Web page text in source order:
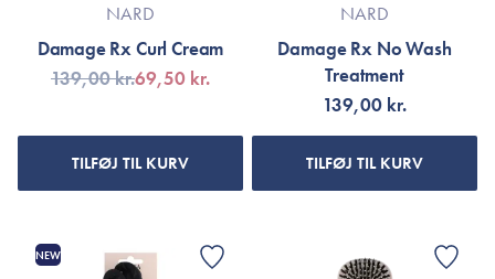
NARD
Damage Rx Curl Cream
139,00 kr.69,50 kr.
TILFØJ TIL KURV
NARD
Damage Rx No Wash
Treatment
139,00 kr.
TILFØJ TIL KURV
NEW